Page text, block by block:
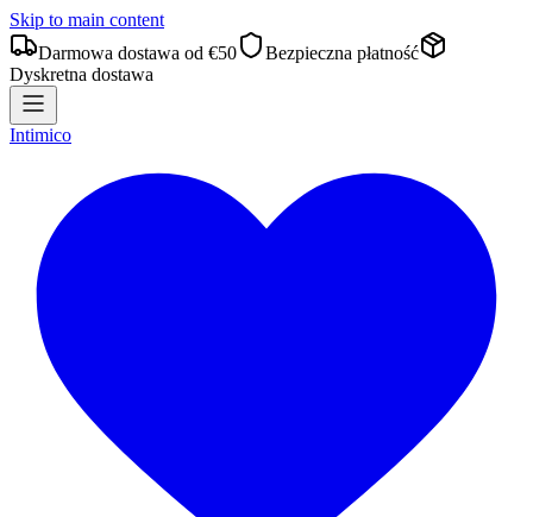
Skip to main content
Darmowa dostawa od €50
Bezpieczna płatność
Dyskretna dostawa
Intimico